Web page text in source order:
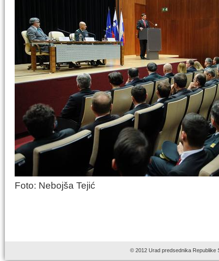
Foto: Nebojša Tejić
© 2012 Urad predsednika